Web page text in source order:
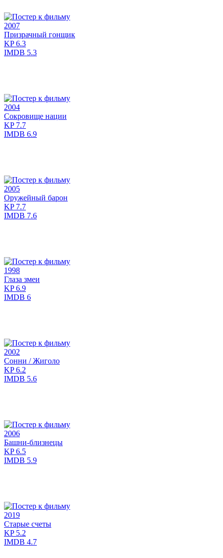
2007
Призрачный гонщик
KP6.3
IMDB 5.3
2004
Сокровище нации
KP7.7
IMDB 6.9
2005
Оружейный барон
KP7.7
IMDB 7.6
1998
Глаза змеи
KP6.9
IMDB 6
2002
Сонни / Жиголо
KP6.2
IMDB 5.6
2006
Башни-близнецы
KP6.5
IMDB 5.9
2019
Старые счеты
KP5.2
IMDB 4.7